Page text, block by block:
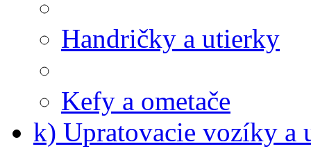
Handričky a utierky
Kefy a ometače
k) Upratovacie vozíky a